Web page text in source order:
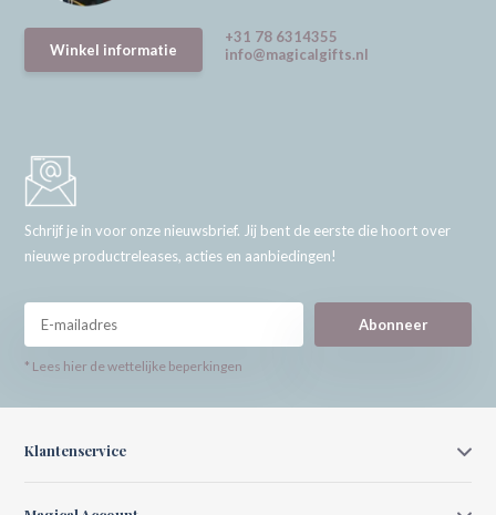
Winkel informatie
+31 78 6314355
info@magicalgifts.nl
Schrijf je in voor onze nieuwsbrief. Jij bent de eerste die hoort over
nieuwe productreleases, acties en aanbiedingen!
Abonneer
* Lees hier de wettelijke beperkingen
Klantenservice